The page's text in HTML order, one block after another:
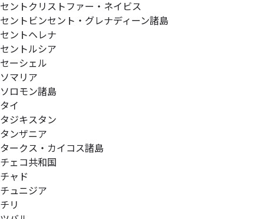
セントクリストファー・ネイビス
セントビンセント・グレナディーン諸島
セントヘレナ
セントルシア
セーシェル
ソマリア
ソロモン諸島
タイ
タジキスタン
タンザニア
タークス・カイコス諸島
チェコ共和国
チャド
チュニジア
チリ